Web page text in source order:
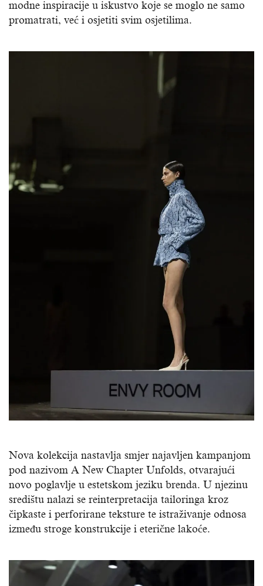
modne inspiracije u iskustvo koje se moglo ne samo
promatrati, već i osjetiti svim osjetilima.
Nova kolekcija nastavlja smjer najavljen kampanjom
pod nazivom A New Chapter Unfolds, otvarajući
novo poglavlje u estetskom jeziku brenda. U njezinu
središtu nalazi se reinterpretacija tailoringa kroz
čipkaste i perforirane teksture te istraživanje odnosa
između stroge konstrukcije i eterične lakoće.